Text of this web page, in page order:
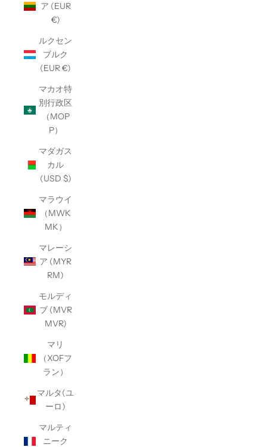
ア (EUR
€)
ルクセン
ブルク
(EUR €)
マカオ特
別行政区
（MOP
P）
マダガス
カル
(USD $)
マラウイ
（MWK
MK）
マレーシ
ア (MYR
RM)
モルディ
ブ (MVR
MVR)
マリ
（XOFフ
ラン）
マルタ(ユ
ーロ)
マルティ
ニーク